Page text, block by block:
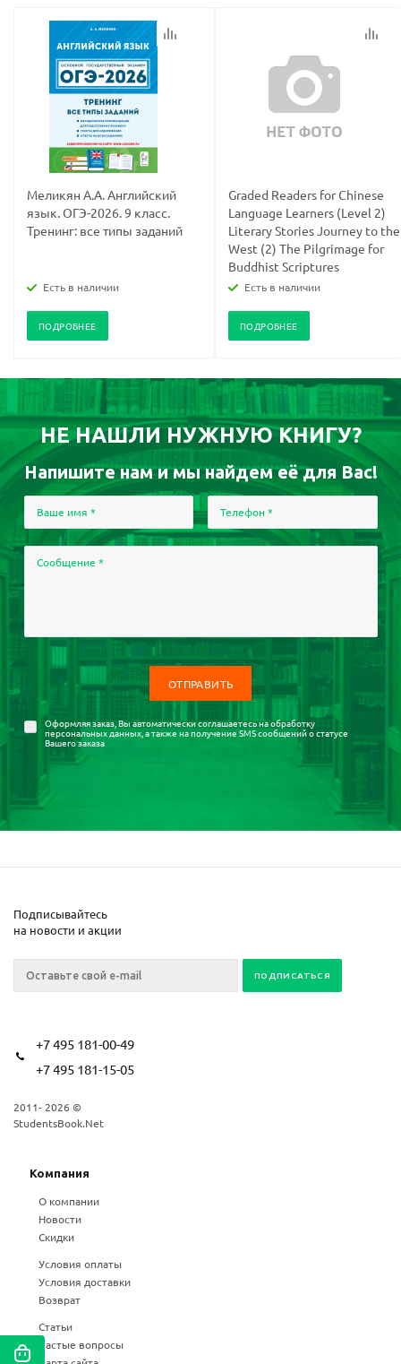
Меликян А.А. Английский
язык. ОГЭ-2026. 9 класс.
Тренинг: все типы заданий
Есть в наличии
ПОДРОБНЕЕ
Graded Readers for Chinese
Language Learners (Level 2)
Literary Stories Journey to the
West (2) The Pilgrimage for
Buddhist Scriptures
Есть в наличии
ПОДРОБНЕЕ
НЕ НАШЛИ НУЖНУЮ КНИГУ?
Напишите нам и мы найдем её для Вас!
Ваше имя * Телефон *
Сообщение *
Оформляя заказ, Вы автоматически соглашаетесь наобработку
персональных данных, а также на получение SMS сообщений о статусе
Вашего заказа
Подписывайтесь
на новости и акции
+7 495 181-00-49
+7 495 181-15-05
2011- 2026 ©
StudentsBook.Net
Компания
О компании
Новости
Скидки
Условия оплаты
Условия доставки
Возврат
Статьи
Частые вопросы